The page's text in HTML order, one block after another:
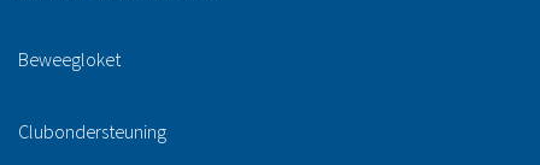
Beweegloket
Clubondersteuning